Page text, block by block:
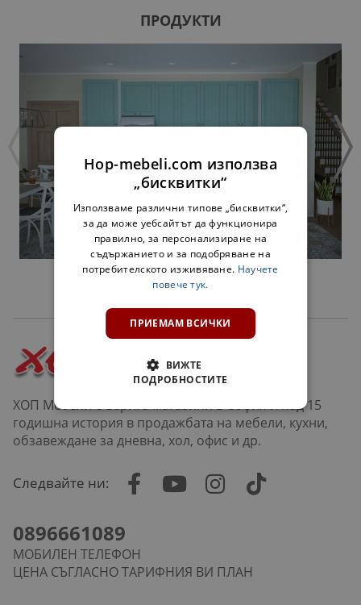
ПРОДУКТИ
КУХНЯ
ХОП Мебели е верига магазини в София и над 15
годишна история в продажбата на мебели, кухни,
обзавеждане за дневна, хол, офис и др.
Следвайте ни:
0896661089
МОБИЛЕН ТЕЛЕФОН
ЦЕНА СЪГЛАСНО ТАРИФНИЯ ВИ ПЛАН
Hop-mebeli.com използва
„бисквитки“
Използваме различни типове „бисквитки“,
за да може уебсайтът да функционира
правилно, за персонализиране на
съдържанието и за подобряване на
потребителското изживяване. Научете
повече тук.
ПРИЕМАМ ВСИЧКИ
ВИЖТЕ
ПОДРОБНОСТИТЕ